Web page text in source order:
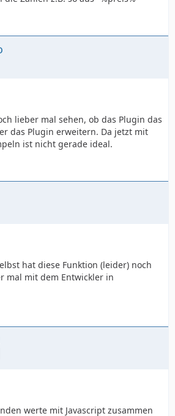
lieber mal sehen, ob das Plugin das
das Plugin erweitern. Da jetzt mit
ist nicht gerade ideal.
hat diese Funktion (leider) noch
mal mit dem Entwickler in
werte mit Javascript zusammen